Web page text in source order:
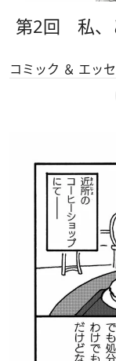
第2回 私、
コミック ＆ エッ